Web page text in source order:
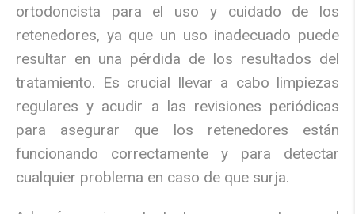
ortodoncista para el uso y cuidado de los
retenedores, ya que un uso inadecuado puede
resultar en una pérdida de los resultados del
tratamiento. Es crucial llevar a cabo limpiezas
regulares y acudir a las revisiones periódicas
para asegurar que los retenedores están
funcionando correctamente y para detectar
cualquier problema en caso de que surja.